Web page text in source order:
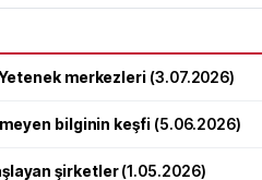
merkezleri (3.07.2026)
bilginin keşfi(5.06.2026)
şirketler(1.05.2026)